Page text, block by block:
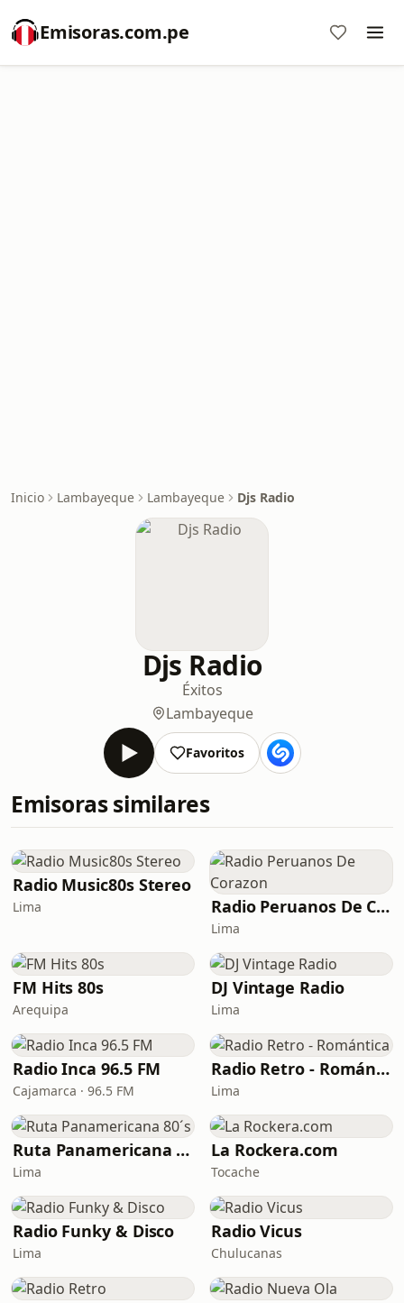
Emisoras.com.pe
Inicio Lambayeque Lambayeque Djs Radio
Djs Radio
Éxitos
Lambayeque
Favoritos
Emisoras similares
Radio Music80s Stereo
Lima Radio Peruanos De Corazon
Lima
FM Hits 80s
Arequipa
DJ Vintage Radio
Lima
Radio Inca 96.5 FM
Cajamarca · 96.5 FM
Radio Retro - Romántica
Lima
Ruta Panamericana 80´s
Lima
La Rockera.com
Tocache
Radio Funky & Disco
Lima
Radio Vicus
Chulucanas